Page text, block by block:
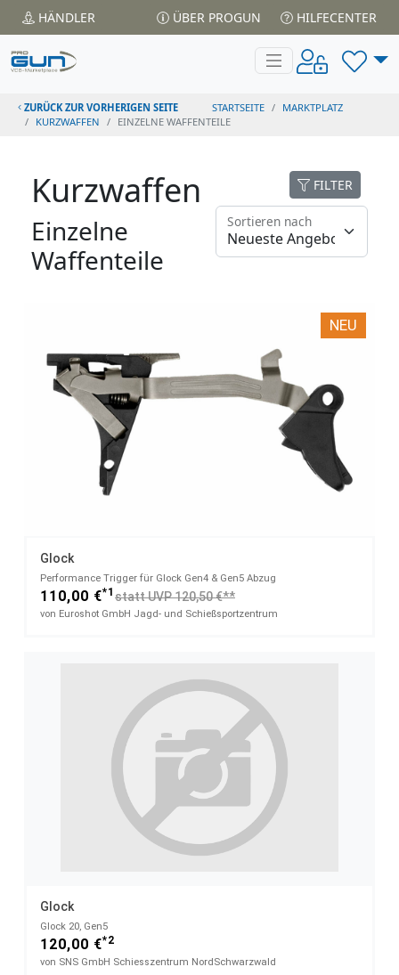
HÄNDLER ÜBER PROGUN HILFECENTER
ZURÜCK ZUR VORHERIGEN SEITE STARTSEITE
MARKTPLATZ
KURZWAFFEN
EINZELNE WAFFENTEILE
Kurzwaffen
Einzelne
Waffenteile
FILTER
Sortieren nach
NEU
Glock
Performance Trigger​ für Glock Gen4 & Gen5 Abzug
110,00 €*1 statt UVP 120,50 €**
von Euroshot GmbH Jagd- und Schießsportzentrum
Glock
Glock 20, Gen5
120,00 €*2
von SNS GmbH Schiesszentrum NordSchwarzwald